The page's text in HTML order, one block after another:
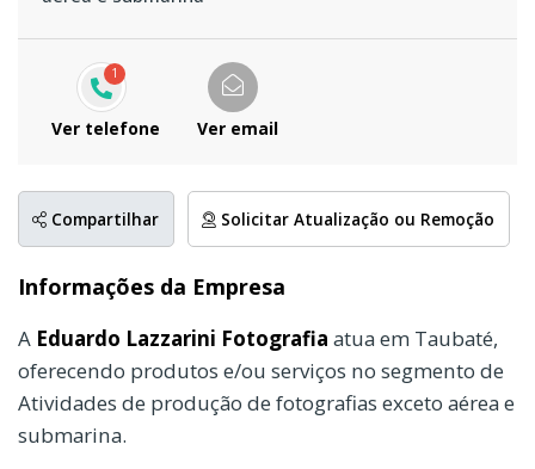
1
Ver telefone Ver email
Compartilhar Solicitar Atualização ou Remoção
Informações da Empresa
A Eduardo Lazzarini Fotografia atua em Taubaté,
oferecendo produtos e/ou serviços no segmento de
Atividades de produção de fotografias exceto aérea e
submarina.